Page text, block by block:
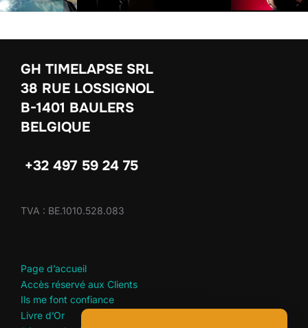
GH TIMELAPSE SRL
38 RUE LOSSIGNOL
B-1401 BAULERS
BELGIQUE
+32 497 59 24 75
TVA : BE.1010.528.083
Page d’accueil
Accès réservé aux Clients
Ils me font confiance
Livre d’Or